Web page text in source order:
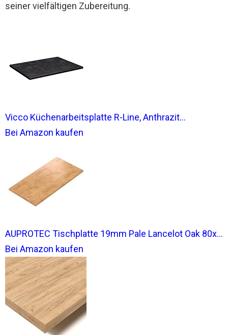
seiner vielfältigen Zubereitung.
Vicco Küchenarbeitsplatte R-Line, Anthrazit...
Bei Amazon kaufen
AUPROTEC Tischplatte 19mm Pale Lancelot Oak 80x...
Bei Amazon kaufen